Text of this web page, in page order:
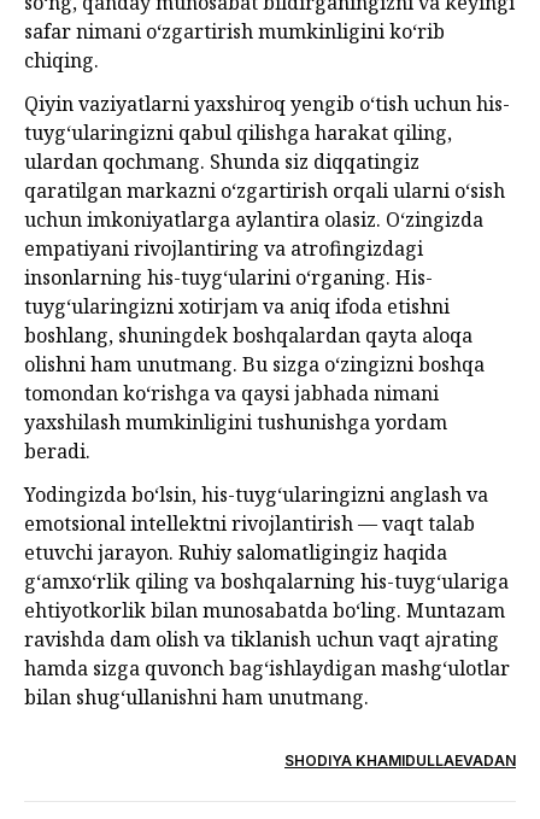
safar nimani o‘zgartirish mumkinligini ko‘rib
chiqing.
Qiyin vaziyatlarni yaxshiroq yengib o‘tish uchun his-
tuyg‘ularingizni qabul qilishga harakat qiling,
ulardan qochmang. Shunda siz diqqatingiz
qaratilgan markazni o‘zgartirish orqali ularni o‘sish
uchun imkoniyatlarga aylantira olasiz. O‘zingizda
empatiyani rivojlantiring va atrofingizdagi
insonlarning his-tuyg‘ularini o‘rganing. His-
tuyg‘ularingizni xotirjam va aniq ifoda etishni
boshlang, shuningdek boshqalardan qayta aloqa
olishni ham unutmang. Bu sizga o‘zingizni boshqa
tomondan ko‘rishga va qaysi jabhada nimani
yaxshilash mumkinligini tushunishga yordam
beradi.
Yodingizda bo‘lsin, his-tuyg‘ularingizni anglash va
emotsional intellektni rivojlantirish — vaqt talab
etuvchi jarayon. Ruhiy salomatligingiz haqida
g‘amxo‘rlik qiling va boshqalarning his-tuyg‘ulariga
ehtiyotkorlik bilan munosabatda bo‘ling. Muntazam
ravishda dam olish va tiklanish uchun vaqt ajrating
hamda sizga quvonch bag‘ishlaydigan mashg‘ulotlar
bilan shug‘ullanishni ham unutmang.
SHODIYA KHAMIDULLAEVADAN